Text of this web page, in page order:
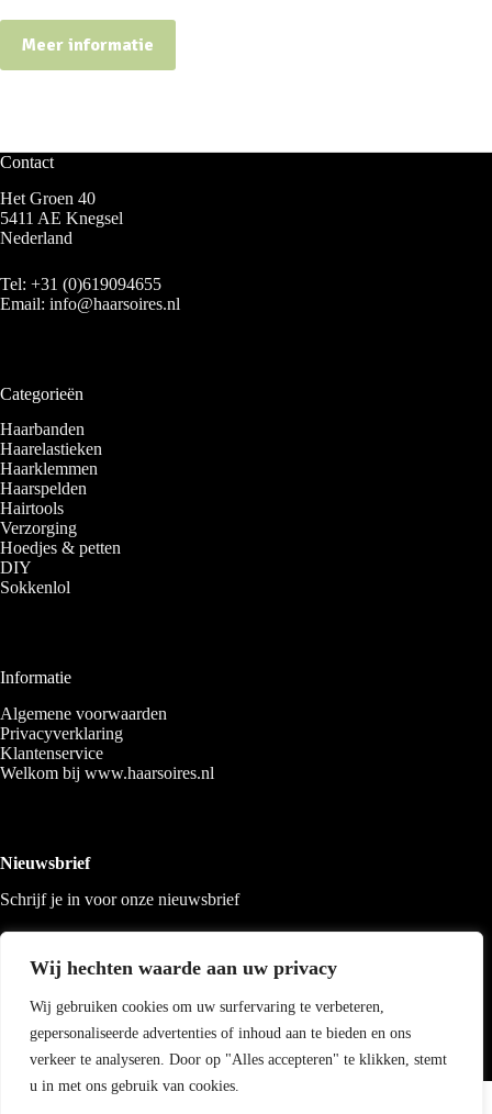
Wij hechten waarde aan uw privacy
Wij gebruiken cookies om uw surfervaring te verbeteren,
gepersonaliseerde advertenties of inhoud aan te bieden en ons
verkeer te analyseren. Door op "Alles accepteren" te klikken, stemt
u in met ons gebruik van cookies.
Meer informatie
Contact
Het Groen 40
5411 AE Knegsel
Nederland
Tel: +31 (0)619094655
Email: info@haarsoires.nl
Categorieën
Haarbanden
Haarelastieken
Haarklemmen
Haarspelden
Hairtools
Verzorging
Hoedjes & petten
DIY
Sokkenlol
Informatie
Algemene voorwaarden
Privacyverklaring
Klantenservice
Welkom bij www.haarsoires.nl
Nieuwsbrief
Schrijf je in voor onze nieuwsbrief
Copyright 2026 Haarsoires